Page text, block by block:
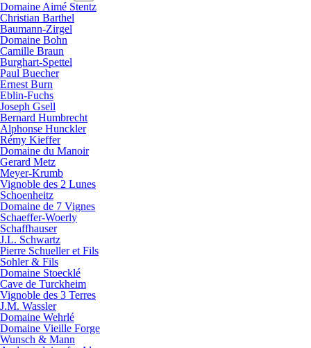
Domaine Aimé Stentz
Christian Barthel
Baumann-Zirgel
Domaine Bohn
Camille Braun
Burghart-Spettel
Paul Buecher
Ernest Burn
Eblin-Fuchs
Joseph Gsell
Bernard Humbrecht
Alphonse Hunckler
Rémy Kieffer
Domaine du Manoir
Gerard Metz
Meyer-Krumb
Vignoble des 2 Lunes
Schoenheitz
Domaine de 7 Vignes
Schaeffer-Woerly
Schaffhauser
J.L. Schwartz
Pierre Schueller et Fils
Sohler & Fils
Domaine Stoecklé
Cave de Turckheim
Vignoble des 3 Terres
J.M. Wassler
Domaine Wehrlé
Domaine Vieille Forge
Wunsch & Mann